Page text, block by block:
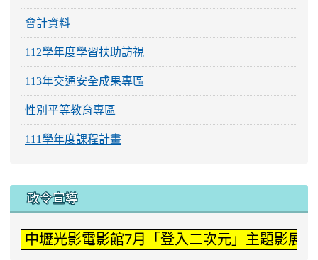
會計資料
112學年度學習扶助訪視
113年交通安全成果專區
性別平等教育專區
111學年度課程計畫
政令宣導
中壢光影電影館7月「登入二次元」主題影展。